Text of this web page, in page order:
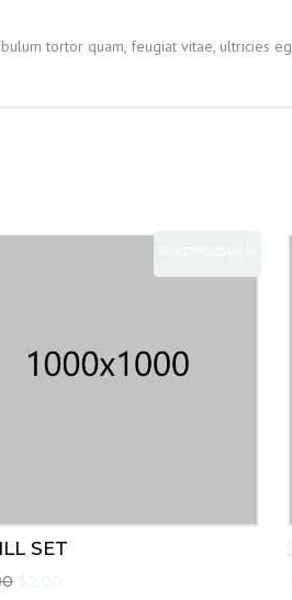
tortor quam, feugiat vitae, ultricies
SET